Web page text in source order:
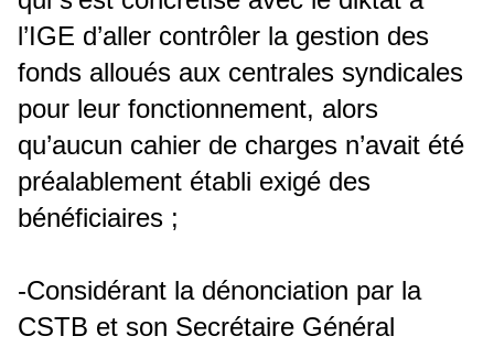
l’IGE d’aller contrôler la gestion des
fonds alloués aux centrales syndicales
pour leur fonctionnement, alors
qu’aucun cahier de charges n’avait été
préalablement établi exigé des
bénéficiaires ;
-Considérant la dénonciation par la
CSTB et son Secrétaire Général